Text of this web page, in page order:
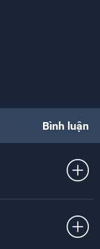
Bình luận